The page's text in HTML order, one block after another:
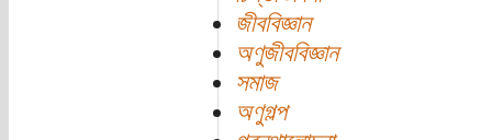
জীববিজ্ঞান
অণুজীববিজ্ঞান
সমাজ
অণুগল্প